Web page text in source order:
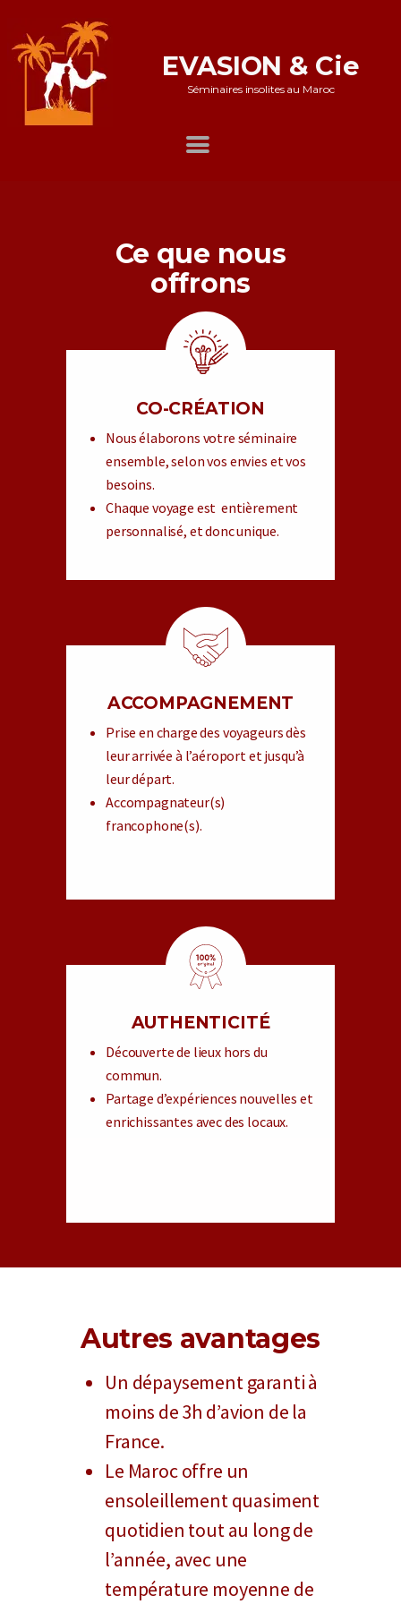
EVASION & Cie
Séminaires insolites au Maroc
Accueil
Nos références
Témoignages
Témoignages whatsapp
Nous contacter
Ce que nous
offrons
CO-CRÉATION
Nous élaborons votre séminaire
ensemble, selon vos envies et vos
besoins.
Chaque voyage est entièrement
personnalisé, et donc unique.
ACCOMPAGNEMENT
Prise en charge des voyageurs dès
leur arrivée à l’aéroport et jusqu’à
leur départ.
Accompagnateur(s)
francophone(s).
AUTHENTICITÉ
Découverte de lieux hors du
commun.
Partage d’expériences nouvelles et
enrichissantes avec des locaux.
Autres avantages
Un dépaysement garanti à
moins de 3h d’avion de la
France.
Le Maroc offre un
ensoleillement quasiment
quotidien tout au long de
l’année, avec une
température moyenne de